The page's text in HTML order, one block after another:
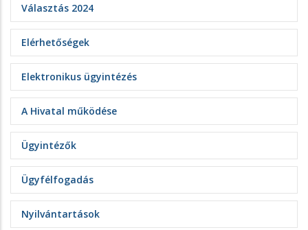
Választás 2024
Elérhetőségek
Elektronikus ügyintézés
A Hivatal működése
Ügyintézők
Ügyfélfogadás
Nyilvántartások